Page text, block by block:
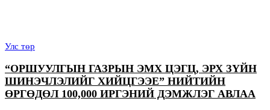
Улс төр
“ОРШУУЛГЫН ГАЗРЫН ЭМХ ЦЭГЦ, ЭРХ ЗҮЙН
ШИНЭЧЛЭЛИЙГ ХИЙЦГЭЭЕ” НИЙТИЙН
ӨРГӨДӨЛ 100,000 ИРГЭНИЙ ДЭМЖЛЭГ АВЛАА